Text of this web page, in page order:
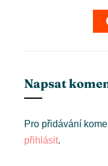
Napsat
Pro přidávání
přihlásit.